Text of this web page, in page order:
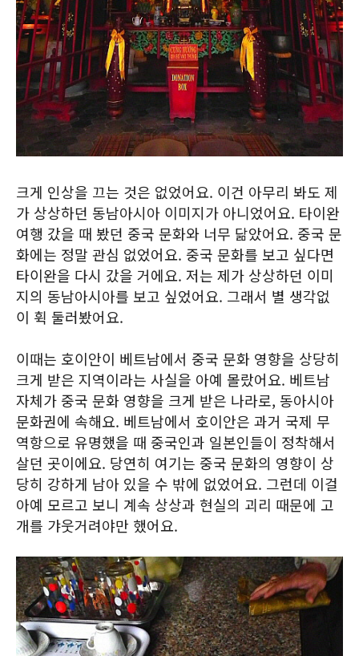
크게 인상을 끄는 것은 없었어요. 이건 아무리 봐도 제
가 상상하던 동남아시아 이미지가 아니었어요. 타이완
여행 갔을 때 봤던 중국 문화와 너무 닮았어요. 중국 문
화에는 정말 관심 없었어요. 중국 문화를 보고 싶다면
타이완을 다시 갔을 거에요. 저는 제가 상상하던 이미
지의 동남아시아를 보고 싶었어요. 그래서 별 생각없
이 휙 둘러봤어요.
이때는 호이안이 베트남에서 중국 문화 영향을 상당히
크게 받은 지역이라는 사실을 아예 몰랐어요. 베트남
자체가 중국 문화 영향을 크게 받은 나라로, 동아시아
문화권에 속해요. 베트남에서 호이안은 과거 국제 무
역항으로 유명했을 때 중국인과 일본인들이 정착해서
살던 곳이에요. 당연히 여기는 중국 문화의 영향이 상
당히 강하게 남아 있을 수 밖에 없었어요. 그런데 이걸
아예 모르고 보니 계속 상상과 현실의 괴리 때문에 고
개를 갸웃거려야만 했어요.